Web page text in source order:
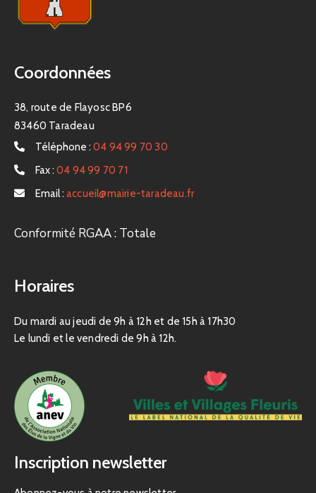
Coordonnées
38, route de Flayosc BP6
83460 Taradeau
Téléphone : 04 94 99 70 30
Fax : 04 94 99 70 71
Email : accueil@mairie-taradeau.fr
Conformité RGAA : Totale
Horaires
Du mardi au jeudi de 9h à 12h et de 15h à 17h30
Le lundi et le vendredi de 9h à 12h.
Inscription newsletter